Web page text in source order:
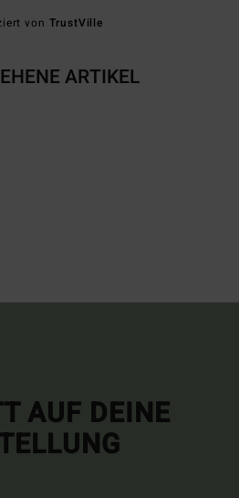
von TrustVille
ARTIKEL
AUF DEINE